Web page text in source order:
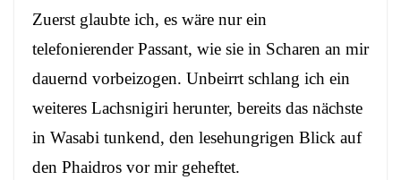
Zuerst glaubte ich, es wäre nur ein
telefonierender Passant, wie sie in Scharen an mir
dauernd vorbeizogen. Unbeirrt schlang ich ein
weiteres Lachsnigiri herunter, bereits das nächste
in Wasabi tunkend, den lesehungrigen Blick auf
den Phaidros vor mir geheftet.